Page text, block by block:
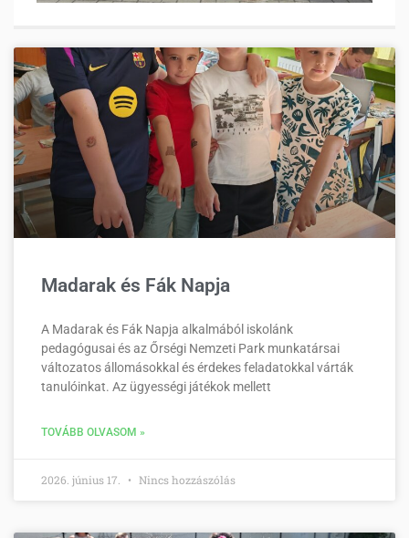
Madarak és Fák Napja
A Madarak és Fák Napja alkalmából iskolánk
pedagógusai és az Őrségi Nemzeti Park munkatársai
változatos állomásokkal és érdekes feladatokkal várták
tanulóinkat. Az ügyességi játékok mellett
TOVÁBB OLVASOM »
2026. június 17. Nincs hozzászólás